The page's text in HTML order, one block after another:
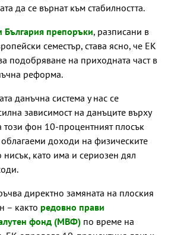
да се върнат към стабилността.
България препоръки, разписани в
семестър, става ясно, че ЕК
подобряване на приходната част в
реформа.
данъчна система у нас се
зависимост на данъците върху
този фон 10-процентният плосък
доходи на физическите
нисък, като има и сериозен дял
директно замяната на плоския
– както редовно прави
фонд (МВФ) по време на